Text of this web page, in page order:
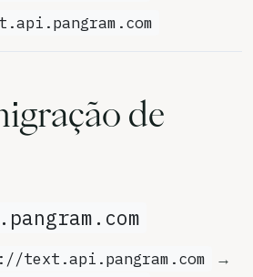
de
text.api.pangram.com
→